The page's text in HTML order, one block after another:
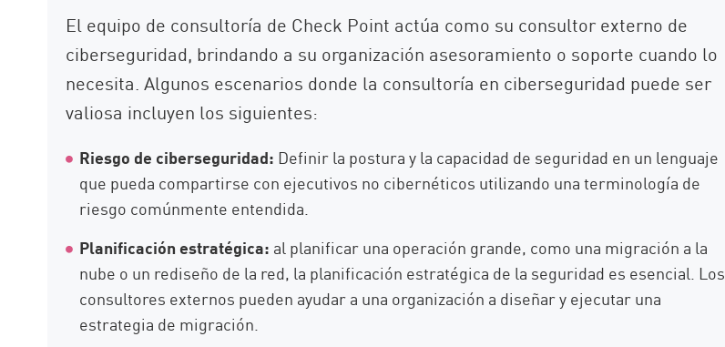
El equipo de consultoría de Check Point actúa como su consultor externo de
ciberseguridad, brindando a su organización asesoramiento o soporte cuando lo
necesita. Algunos escenarios donde la consultoría en ciberseguridad puede ser
valiosa incluyen los siguientes:
Riesgo de ciberseguridad: Definir la postura y la capacidad de seguridad en un lenguaje
que pueda compartirse con ejecutivos no cibernéticos utilizando una terminología de
riesgo comúnmente entendida.
Planificación estratégica: al planificar una operación grande, como una migración a la
nube o un rediseño de la red, la planificación estratégica de la seguridad es esencial. Los
consultores externos pueden ayudar a una organización a diseñar y ejecutar una
estrategia de migración.